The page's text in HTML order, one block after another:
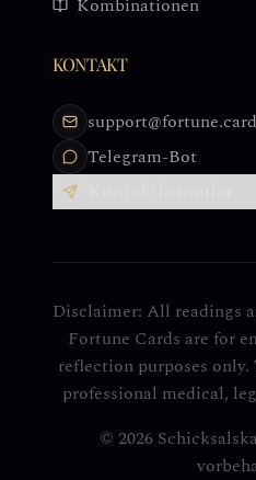
Kombinationen
KONTAKT
Telegram-Bot
Disclaimer: All readings
Fortune Cards are for
reflection purposes
professional medical,
© 2026